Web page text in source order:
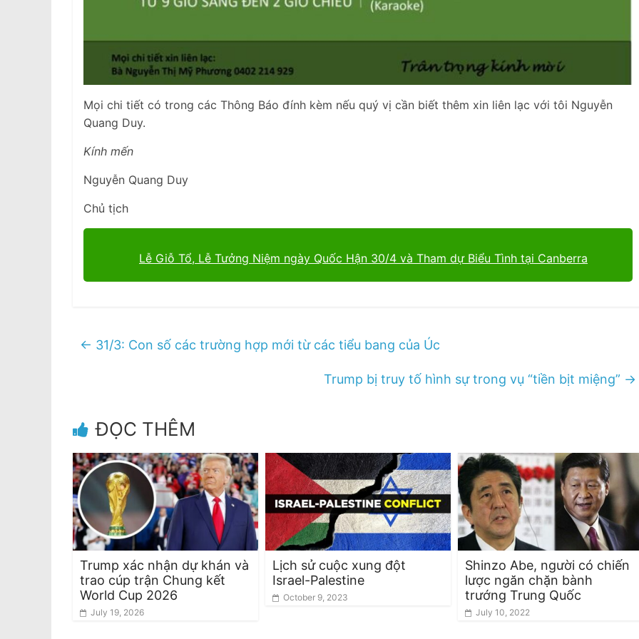
Mọi chi tiết có trong các Thông Báo đính kèm nếu quý vị cần biết thêm xin liên lạc với tôi Nguyễn
Quang Duy.
Kính mến
Nguyễn Quang Duy
Chủ tịch
Lễ Giỗ Tổ, Lễ Tưởng Niệm ngày Quốc Hận 30/4 và Tham dự Biểu Tình tại Canberra
← 31/3: Con số các trường hợp mới từ các tiểu bang của Úc
Trump bị truy tố hình sự trong vụ “tiền bịt miệng” →
ĐỌC THÊM
Trump xác nhận dự khán và
trao cúp trận Chung kết
World Cup 2026
July 19, 2026
Lịch sử cuộc xung đột
Israel-Palestine
October 9, 2023
Shinzo Abe, người có chiến
lược ngăn chặn bành
trướng Trung Quốc
July 10, 2022